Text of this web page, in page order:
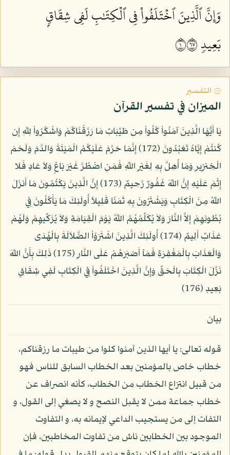
وَإِنَّ ٱلَّذِينَ ٱخۡتَلَفُواْ فِي ٱلۡكِتَٰبِ لَفِي شِقَاقِۭ
بَعِيدٖ ١٧٦
۞ التفسير
الميزان في تفسير القرآن
يَا أَيُّهَا الَّذِينَ آمَنُواْ كُلُواْ مِن طَيِّبَاتِ مَا رَزَقْنَاكُمْ وَاشْكُرُواْ لِلّهِ إِن
كُنتُمْ إِيَّاهُ تَعْبُدُونَ (172) إِنَّمَا حَرَّمَ عَلَيْكُمُ الْمَيْتَةَ وَالدَّمَ وَلَحْمَ
الْخِنزِيرِ وَمَا أُهِلَّ بِهِ لِغَيْرِ اللّهِ فَمَنِ اضْطُرَّ غَيْرَ بَاغٍ وَلاَ عَادٍ فَلا
إِثْمَ عَلَيْهِ إِنَّ اللّهَ غَفُورٌ رَّحِيمٌ (173) إِنَّ الَّذِينَ يَكْتُمُونَ مَا أَنزَلَ
اللّهُ مِنَ الْكِتَابِ وَيَشْتَرُونَ بِهِ ثَمَنًا قَلِيلاً أُولَئِكَ مَا يَأْكُلُونَ فِي
بُطُونِهِمْ إِلاَّ النَّارَ وَلاَ يُكَلِّمُهُمُ اللّهُ يَوْمَ الْقِيَامَةِ وَلاَ يُزَكِّيهِمْ وَلَهُمْ
عَذَابٌ أَلِيمٌ (174) أُولَئِكَ الَّذِينَ اشْتَرَوُاْ الضَّلاَلَةَ بِالْهُدَى
وَالْعَذَابَ بِالْمَغْفِرَةِ فَمَآ أَصْبَرَهُمْ عَلَى النَّارِ (175) ذَلِكَ بِأَنَّ اللّهَ
نَزَّلَ الْكِتَابَ بِالْحَقِّ وَإِنَّ الَّذِينَ اخْتَلَفُواْ فِي الْكِتَابِ لَفِي شِقَاقٍ
بَعِيدٍ (176)
بيان
قوله تعالى: يا أيها الذين آمنوا كلوا من طيبات ما رزقناكم،
خطاب خاص بالمؤمنين بعد الخطاب السابق للناس فهو
من قبيل انتزاع الخطاب من الخطاب، كأنه انصراف عن
خطاب جماعة ممن لا يقبل النصح و لا يصغي إلى القول، و
التفات إلى من يستجيب الداعي لإيمانه به، و التفاوت
الموجود بين الخطابين ناش من تفاوت المخاطبين، فإن